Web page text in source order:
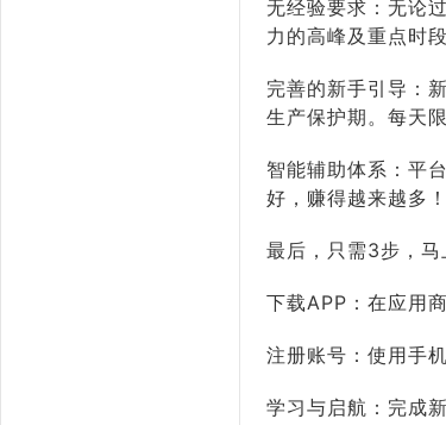
无经验要求：无论
力的高峰及重点时
完善的新手引导：
生产保护期。每天
智能辅助体系：平
好，赚得越来越多！
最后，只需3步，马
下载APP：在应用
注册账号：使用手
学习与启航：完成